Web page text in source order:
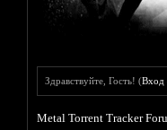
Здравствуйте, Гость! (Вход
Metal Torrent Tracker